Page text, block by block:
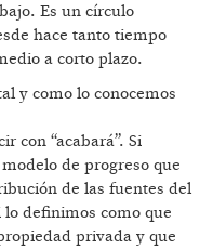
Es un círculo
hace tanto tiempo
a corto plazo.
y como lo conocemos
con “acabará”. Si
de progreso que
de las fuentes del
definimos como que
privada y que